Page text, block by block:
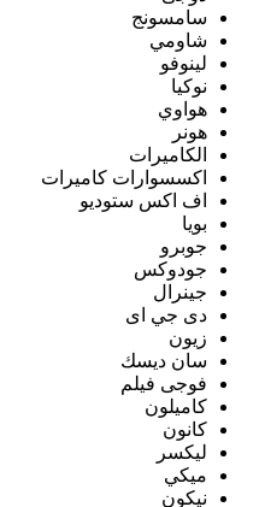
سامسونج
شاومي
لينوفو
نوكيا
هواوي
هونر
الكاميرات
اكسسوارات كاميرات
اف اكس ستوديو
بويا
جوبرو
جودوكس
جينرال
دى جي اى
زيون
سان ديسك
فوجى فيلم
كاميلون
كانون
ليكسر
ميكي
نيكون